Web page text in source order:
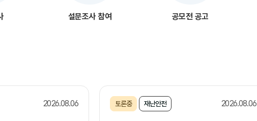
설문조사 참여 공모전 공고
2026.08.06 토론중 재난안전 2026.08.06